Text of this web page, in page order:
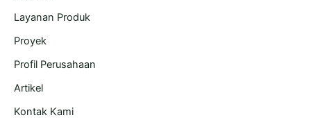
Layanan Produk
Proyek
Profil Perusahaan
Artikel
Kontak Kami